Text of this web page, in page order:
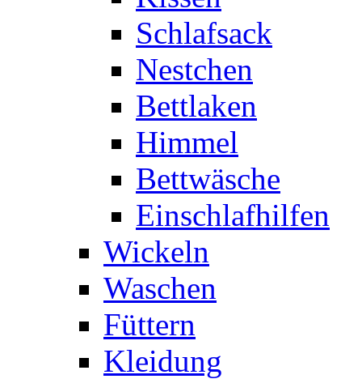
Schlafsack
Nestchen
Bettlaken
Himmel
Bettwäsche
Einschlafhilfen
Wickeln
Waschen
Füttern
Kleidung